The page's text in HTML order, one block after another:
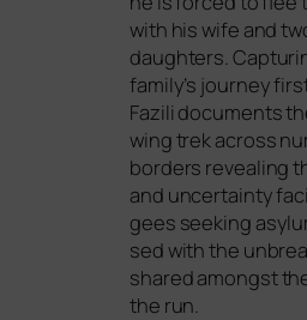
with his wife and
daugh­ters.
family’s jour­ney
Fazili docu­ments
wing trek across
bor­ders reve­al­ing
and uncer­tain­ty
gees see­king
sed with the
shared among­st
the run.